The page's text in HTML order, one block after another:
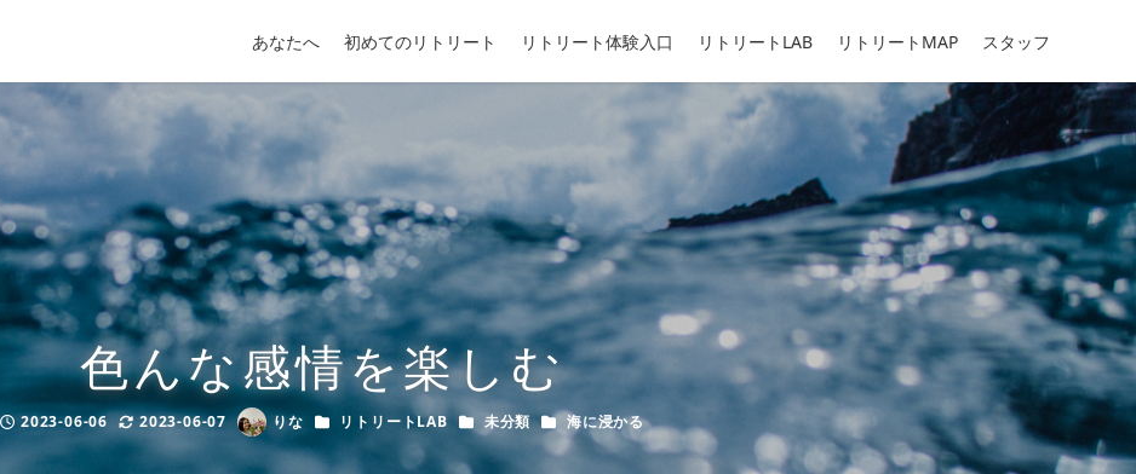
あなたへ 初めてのリトリート リトリート体験入口 リトリートLAB リトリートMAP スタッフ
色んな感情を楽しむ
Published
2023-06-06
Modified
2023-06-07
Author
りな カテゴリー
リトリートLAB カテゴリー
未分類 カテゴリー
海に浸かる